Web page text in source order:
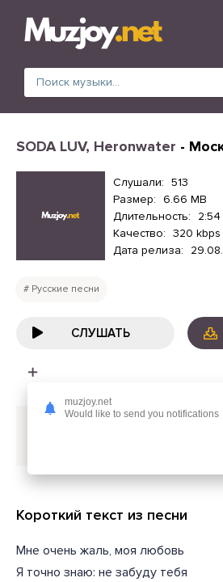
SODA LUV, Heronwater -
Слушали: 513
Размер: 6.66 MB
Длительность:
2:54
Качество: 320 kbps
Дата релиза:
Русские песни
СЛУШАТЬ
Короткий текст из песни
Мне очень жаль, моя любовь
Я точно знаю: не забуду тебя
muzjoy.net
Would like to send you notifications